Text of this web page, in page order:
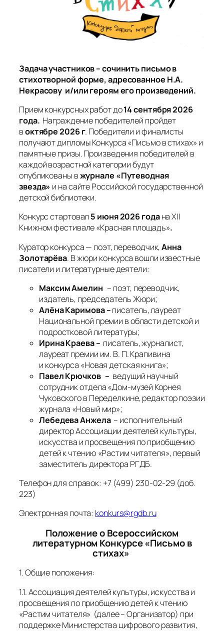
Задача участников – сочинить письмо в
стихотворной форме, адресованное Н.А.
Некрасову и/или героям его произведений.
Прием конкурсных работ до14сентября 2026
года. Награждение победителей пройдет
воктябре 2026 г. Победители и финалисты
получают дипломы Конкурса «Письмо в стихах» и
памятные призы. Произведения победителей в
каждой возрастной категории будут
опубликованы вжурнале «Путеводная
звезда» и на сайте Российской государственной
детской библиотеки.
Конкурс стартовал 5 июня 2026 годана XII
Книжном фестивале «Красная площадь».
Куратор конкурса — поэт, переводчик,Анна
Золотарёва. В жюри конкурса вошли известные
писатели и литературные деятели:
МаксимАмелин – поэт, переводчик,
издатель, председатель Жюри;
АлёнаКаримова –писатель, лауреат
Национальной премии в области детской и
подростковой литературы;
ИринаКраева – писатель,журналист,
лауреат премии им. В. П. Крапивина
и конкурса «Новая детская книга»;
ПавелКрючков – ведущий научный
сотрудник отдела «Дом-музей Корнея
Чуковского в Переделкине, редактор поэзии
журнала «Новый мир»;
Лебедева Анжела – исполнительный
директор Ассоциации деятелей культуры,
искусства и просвещения по приобщению
детей к чтению «Растим читателя», первый
заместитель директора РГДБ.
Телефон для справок: +7 (499) 230-02-29 (доб.
223)
Электронная почта: konkurs@rgdb.ru
Положение о Всероссийском
литературном Конкурсе «Письмо в
стихах»
1. Общие положения:
1.1. Ассоциация деятелей культуры, искусства и
просвещения по приобщению детей к чтению
«Растим читателя» (далее – Организатор) при
поддержке Министерства цифрового развития,